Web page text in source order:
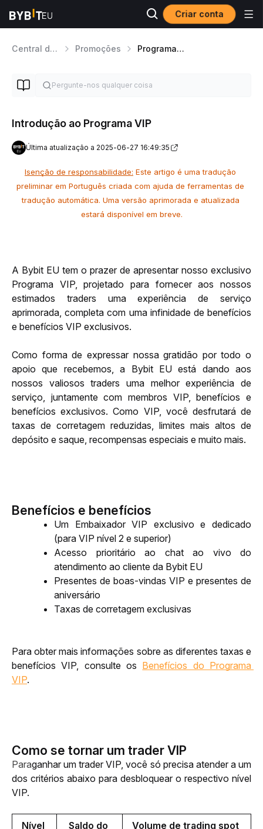
Criar conta
Central de Ajuda Promoções Programa VIP
Introdução ao Programa VIP
Última atualização a 2025-06-27 16:49:35
Isenção de responsabilidade: Este artigo é uma tradução
preliminar em Português criada com ajuda de ferramentas de
tradução automática. Uma versão aprimorada e atualizada
estará disponível em breve.
A Bybit EU tem o prazer de apresentar nosso exclusivo
Programa VIP, projetado para fornecer aos nossos
estimados traders uma experiência de serviço
aprimorada, completa com uma infinidade de benefícios
e benefícios VIP exclusivos.
Como forma de expressar nossa gratidão por todo o
apoio que recebemos, a Bybit EU está dando aos
nossos valiosos traders uma melhor experiência de
serviço, juntamente com membros VIP, benefícios e
benefícios exclusivos. Como VIP, você desfrutará de
taxas de corretagem reduzidas, limites mais altos de
depósito e saque, recompensas especiais e muito mais.
Benefícios e benefícios
Um Embaixador VIP exclusivo e dedicado
(para VIP nível 2 e superior)
Acesso prioritário ao chat ao vivo do
atendimento ao cliente da Bybit EU
Presentes de boas-vindas VIP e presentes de
aniversário
Taxas de corretagem exclusivas
Para obter mais informações sobre as diferentes taxas e
benefícios VIP, consulte os Benefícios do Programa
VIP.
Como se tornar um trader VIP
Paraganhar um trader VIP, você só precisa atender a um
dos critérios abaixo para desbloquear o respectivo nível
VIP.
Nível
Saldo do
Volume de trading spot